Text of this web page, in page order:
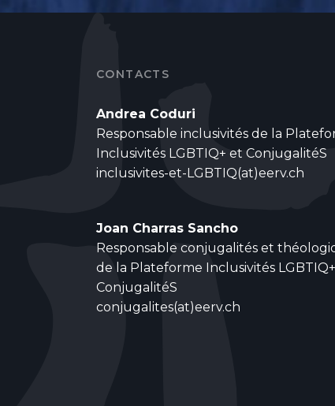
CONTACTS
Andrea Coduri
Responsable inclusivités de la
Inclusivités LGBTIQ+ et ConjugalitéS
inclusivites-et-LGBTIQ(at)eerv.ch
Joan Charras Sancho
Responsable conjugalités et
de la Plateforme Inclusivités
ConjugalitéS
conjugalites(at)eerv.ch